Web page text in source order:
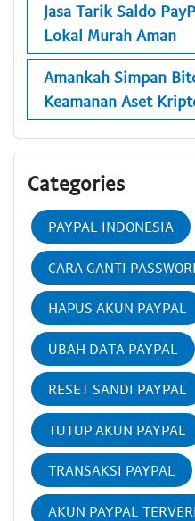
Jasa Tarik Saldo
Lokal Murah Aman
Amankah Simpan
Keamanan Aset
Categories
PAYPAL INDONESIA
CARA GANTI
HAPUS AKUN PAYPAL
UBAH DATA PAYPAL
RESET SANDI PAYPAL
TUTUP AKUN PAYPAL
TRANSAKSI PAYPAL
AKUN PAYPAL